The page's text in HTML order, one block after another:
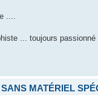
....
... toujours passionné
MATÉRIEL